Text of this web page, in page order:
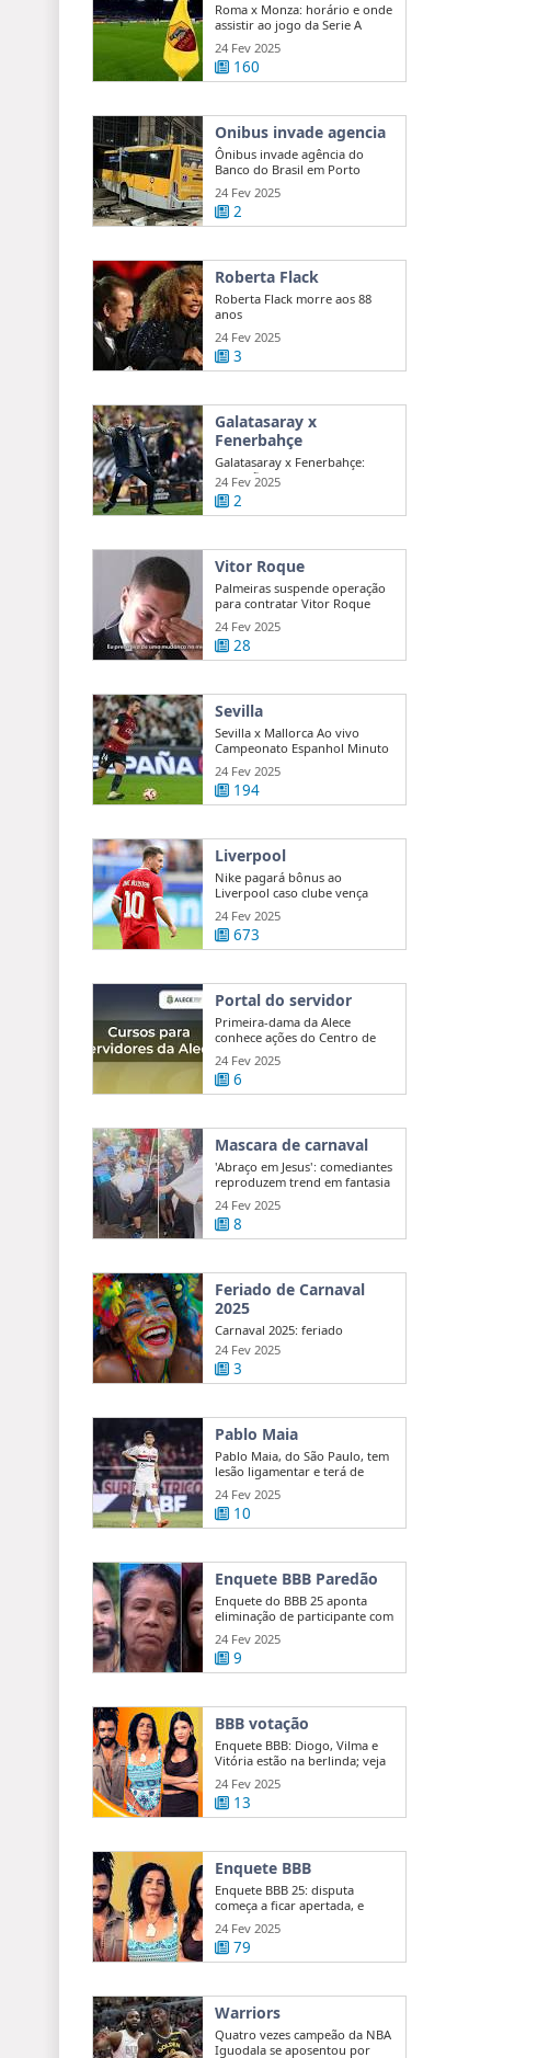
Roma x Monza: horário e onde
assistir ao jogo da Serie A
24 Fev 2025
160
Onibus invade agencia
Ônibus invade agência do
Banco do Brasil em Porto
Alegre
24 Fev 2025
2
Roberta Flack
Roberta Flack morre aos 88
anos
24 Fev 2025
3
Galatasaray x
Fenerbahçe
Galatasaray x Fenerbahçe:
acusações de Mourinho agitam
dérbi
24 Fev 2025
2
Vitor Roque
Palmeiras suspende operação
para contratar Vitor Roque
24 Fev 2025
28
Sevilla
Sevilla x Mallorca Ao vivo
Campeonato Espanhol Minuto
a ...
24 Fev 2025
194
Liverpool
Nike pagará bônus ao
Liverpool caso clube vença
Premier League
24 Fev 2025
673
Portal do servidor
Primeira-dama da Alece
conhece ações do Centro de
Mediação e ...
24 Fev 2025
6
Mascara de carnaval
'Abraço em Jesus': comediantes
reproduzem trend em fantasia
de ...
24 Fev 2025
8
Feriado de Carnaval
2025
Carnaval 2025: feriado
nacional ou ponto facultativo?
Veja quem ...
24 Fev 2025
3
Pablo Maia
Pablo Maia, do São Paulo, tem
lesão ligamentar e terá de
passar ...
24 Fev 2025
10
Enquete BBB Paredão
Enquete do BBB 25 aponta
eliminação de participante com
50 ...
24 Fev 2025
9
BBB votação
Enquete BBB: Diogo, Vilma e
Vitória estão na berlinda; veja
quem ...
24 Fev 2025
13
Enquete BBB
Enquete BBB 25: disputa
começa a ficar apertada, e
diferença entre ...
24 Fev 2025
79
Warriors
Quatro vezes campeão da NBA
Iguodala se aposentou por